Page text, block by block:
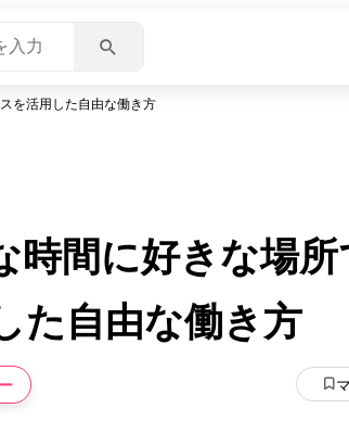
を活用した自由な働き方
時間に好きな場
た自由な働き方